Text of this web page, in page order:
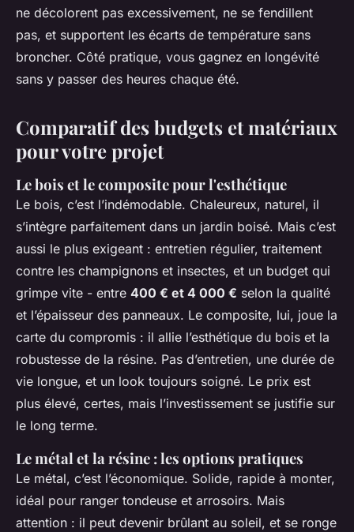
ne décolorent pas excessivement, ne se fendillent
pas, et supportent les écarts de température sans
broncher. Côté pratique, vous gagnez en longévité
sans y passer des heures chaque été.
Comparatif des budgets et matériaux
pour votre projet
Le bois et le composite pour l'esthétique
Le bois, c’est l’indémodable. Chaleureux, naturel, il
s’intègre parfaitement dans un jardin boisé. Mais c’est
aussi le plus exigeant : entretien régulier, traitement
contre les champignons et insectes, et un budget qui
grimpe vite - entre 400 € et 4 000 € selon la qualité
et l’épaisseur des panneaux. Le composite, lui, joue la
carte du compromis : il allie l’esthétique du bois et la
robustesse de la résine. Pas d’entretien, une durée de
vie longue, et un look toujours soigné. Le prix est
plus élevé, certes, mais l’investissement se justifie sur
le long terme.
Le métal et la résine : les options pratiques
Le métal, c’est l’économique. Solide, rapide à monter,
idéal pour ranger tondeuse et arrosoirs. Mais
attention : il peut devenir brûlant au soleil, et se ronge